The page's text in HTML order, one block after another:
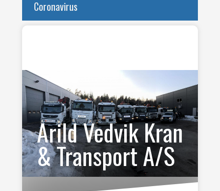
Coronavirus
Arild Vedvik Kran
& Transport A/S